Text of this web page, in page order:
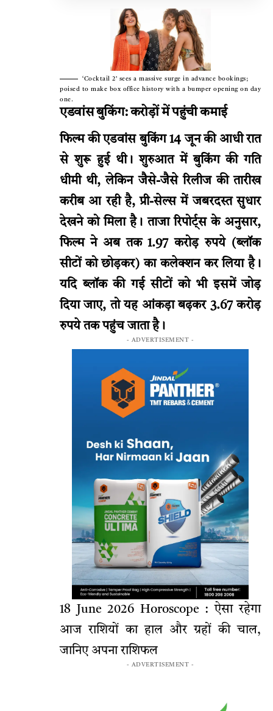
‘Cocktail 2’ sees a massive surge in advance bookings;
poised to make box office history with a bumper opening on day
one.
एडवांस बुकिंग: करोड़ों में पहुंची कमाई
फिल्म की एडवांस बुकिंग 14 जून की आधी रात
से शुरू हुई थी। शुरुआत में बुकिंग की गति
धीमी थी, लेकिन जैसे-जैसे रिलीज की तारीख
करीब आ रही है, प्री-सेल्स में जबरदस्त सुधार
देखने को मिला है। ताजा रिपोर्ट्स के अनुसार,
फिल्म ने अब तक 1.97 करोड़ रुपये (ब्लॉक
सीटों को छोड़कर) का कलेक्शन कर लिया है।
यदि ब्लॉक की गई सीटों को भी इसमें जोड़
दिया जाए, तो यह आंकड़ा बढ़कर 3.67 करोड़
रुपये तक पहुंच जाता है।
- ADVERTISEMENT -
18 June 2026 Horoscope : ऐसा रहेगा
आज राशियों का हाल और ग्रहों की चाल,
जानिए अपना राशिफल
- ADVERTISEMENT -